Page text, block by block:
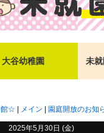
大谷幼稚園 未
館☆ メイン 園庭開放のお知
2025年5月30日 (金)